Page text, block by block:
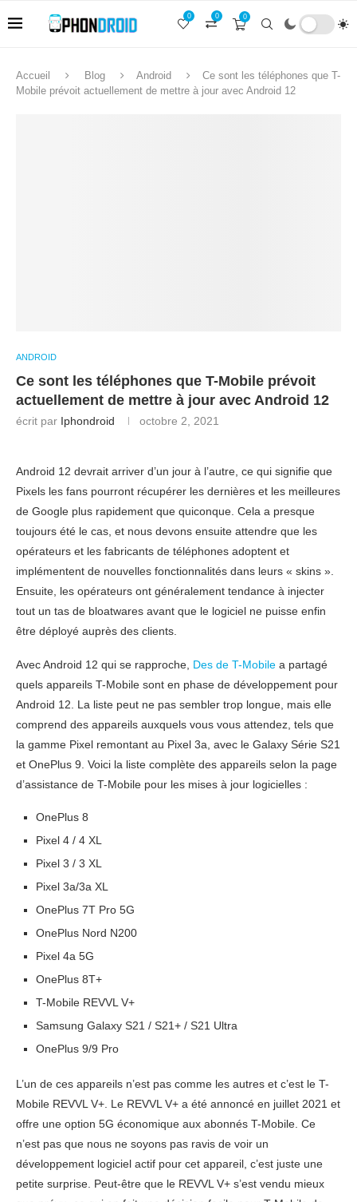
0
0
0
Accueil Blog Android
Ce sont les téléphones que T-
Mobile prévoit actuellement de mettre à jour avec Android 12
ANDROID
Ce sont les téléphones que T-Mobile prévoit
actuellement de mettre à jour avec Android 12
écrit par Iphondroid octobre 2, 2021
Android 12 devrait arriver d’un jour à l’autre, ce qui signifie que
Pixels les fans pourront récupérer les dernières et les meilleures
de Google plus rapidement que quiconque. Cela a presque
toujours été le cas, et nous devons ensuite attendre que les
opérateurs et les fabricants de téléphones adoptent et
implémentent de nouvelles fonctionnalités dans leurs « skins ».
Ensuite, les opérateurs ont généralement tendance à injecter
tout un tas de bloatwares avant que le logiciel ne puisse enfin
être déployé auprès des clients.
Avec Android 12 qui se rapproche, Des de T-Mobile a partagé
quels appareils T-Mobile sont en phase de développement pour
Android 12. La liste peut ne pas sembler trop longue, mais elle
comprend des appareils auxquels vous vous attendez, tels que
la gamme Pixel remontant au Pixel 3a, avec le Galaxy Série S21
et OnePlus 9. Voici la liste complète des appareils selon la page
d’assistance de T-Mobile pour les mises à jour logicielles :
OnePlus 8
Pixel 4 / 4 XL
Pixel 3 / 3 XL
Pixel 3a/3a XL
OnePlus 7T Pro 5G
OnePlus Nord N200
Pixel 4a 5G
OnePlus 8T+
T-Mobile REVVL V+
Samsung Galaxy S21 / S21+ / S21 Ultra
OnePlus 9/9 Pro
L’un de ces appareils n’est pas comme les autres et c’est le T-
Mobile REVVL V+. Le REVVL V+ a été annoncé en juillet 2021 et
offre une option 5G économique aux abonnés T-Mobile. Ce
n’est pas que nous ne soyons pas ravis de voir un
développement logiciel actif pour cet appareil, c’est juste une
petite surprise. Peut-être que le REVVL V+ s’est vendu mieux